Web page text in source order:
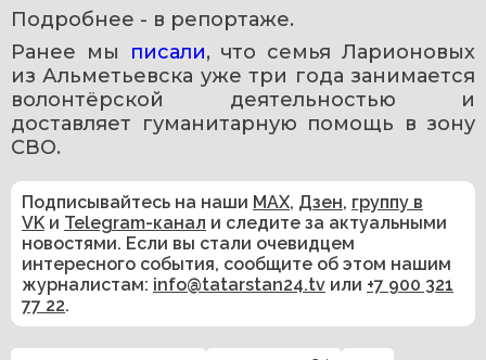
Подробнее - в репортаже.
Ранее мы
писали, что семья Ларионовых
из Альметьевска уже три года занимается
волонтёрской деятельностью и
доставляет гуманитарную помощь в зону
СВО.
Подписывайтесь на наши MAX, Дзен, группу в
VK и Telegram-канал и следите за актуальными
новостями. Если вы стали очевидцем
интересного события, сообщите об этом нашим
журналистам: info@tatarstan24.tv или +7 900 321
77 22.